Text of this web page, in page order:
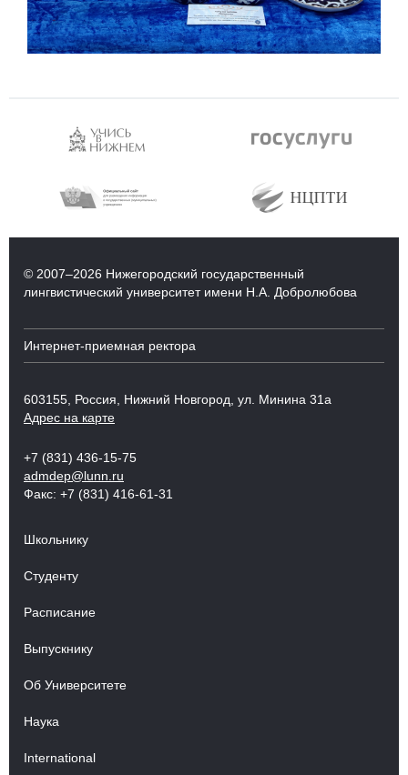
© 2007–2026 Нижегородский государственный
лингвистический университет имени Н.А. Добролюбова
Интернет-приемная ректора
603155, Россия, Нижний Новгород, ул. Минина 31а
Адрес на карте
+7 (831) 436-15-75
admdep@lunn.ru
Факс: +7 (831) 416-61-31
Школьнику
Студенту
Расписание
Выпускнику
Об Университете
Наука
International